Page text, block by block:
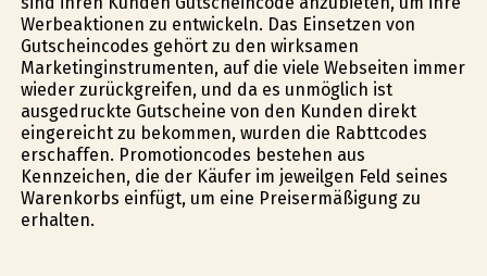
Werbeaktionen zu entwickeln. Das Einsetzen von
Gutscheincodes gehört zu den wirksamen
Marketinginstrumenten, auf die viele Webseiten immer
wieder zurückgreifen, und da es unmöglich ist
ausgedruckte Gutscheine von den Kunden direkt
eingereicht zu bekommen, wurden die Rabttcodes
erschaffen. Promotioncodes bestehen aus
Kennzeichen, die der Käufer im jeweilgen Feld seines
Warenkorbs einfügt, um eine Preisermäßigung zu
erhalten.